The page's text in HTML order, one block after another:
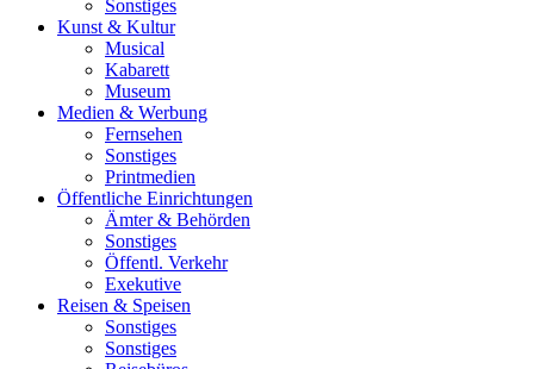
Sonstiges
Kunst & Kultur
Musical
Kabarett
Museum
Medien & Werbung
Fernsehen
Sonstiges
Printmedien
Öffentliche Einrichtungen
Ämter & Behörden
Sonstiges
Öffentl. Verkehr
Exekutive
Reisen & Speisen
Sonstiges
Sonstiges